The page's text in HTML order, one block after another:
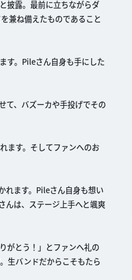
披露。最前に立ちながらダ
兼ね備えたものであること
す。Pileさん自身も手にした
て、バズーカや手投げでその
ます。そしてファンへのお
れます。Pileさん自身も想い
んは、ステージ上手へと颯爽
がとう！」とファンへ礼の
生バンドだからこそもたら